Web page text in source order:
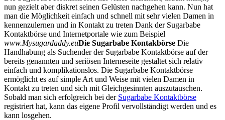
nun gezielt aber diskret seinen Gelüsten nachgehen kann. Nun hat
man die Möglichkeit einfach und schnell mit sehr vielen Damen in
kennenzulernen und in Kontakt zu treten Dank der Sugarbabe
Kontaktbörse und Internetportale wie zum Beispiel
www.Mysugardaddy.euDie Sugarbabe Kontakbörse Die
Handhabung als Suchender der Sugarbabe Kontaktbörse auf der
bereits genannten und seriösen Interneseite gestaltet sich relativ
einfach und komplikationslos. Die Sugarbabe Kontaktbörse
ermöglicht es auf simple Art und Weise mit vielen Damen in
Kontakt zu treten und sich mit Gleichgesinnten auszutauschen.
Sobald man sich erfolgreich bei der Sugarbabe Kontaktbörse
registriert hat, kann das eigene Profil vervollständigt werden und es
kann losgehen.